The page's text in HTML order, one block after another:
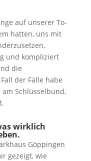
auf unserer To-
hatten, uns mit
und kompliziert
die
der Fälle habe
Schlüsselbund,
wirklich
gezeigt, wie